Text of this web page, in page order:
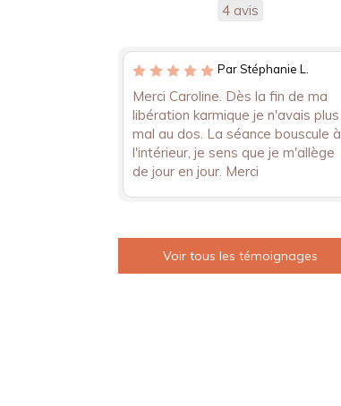
4 avis
Par Stéphanie L.
Merci Caroline. Dès la fin de ma
libération karmique je n'avais plus
mal au dos. La séance bouscule à
l'intérieur, je sens que je m'allège
de jour en jour. Merci
Voir tous les témoignages